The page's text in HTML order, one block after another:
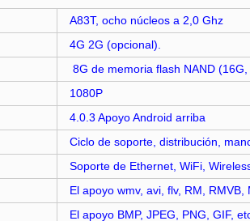
A83T, ocho núcleos a 2,0 Ghz
4G 2G (opcional).
8G de memoria flash NAND (16G,
1080P
4.0.3 Apoyo Android arriba
Ciclo de soporte, distribución,
Soporte de Ethernet, WiFi,
El apoyo wmv, avi, flv, RM, RMVB,
El apoyo BMP, JPEG, PNG, GIF,